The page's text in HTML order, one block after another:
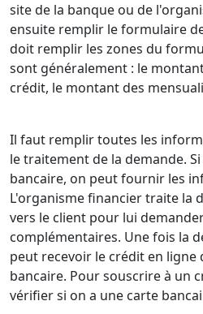
site de la banque ou de
ensuite remplir le formulaire
doit remplir les zones du
sont généralement : le
crédit, le montant des
Il faut remplir toutes les
le traitement de la demande.
bancaire, on peut fournir les
L'organisme financier traite la
vers le client pour lui
complémentaires. Une fois la
peut recevoir le crédit en ligne
bancaire. Pour souscrire à un
vérifier si on a une carte